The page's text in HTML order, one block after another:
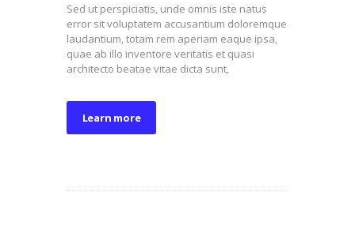
Sed ut perspiciatis, unde omnis iste natus
error sit voluptatem accusantium doloremque
laudantium, totam rem aperiam eaque ipsa,
quae ab illo inventore veritatis et quasi
architecto beatae vitae dicta sunt,
Learn more